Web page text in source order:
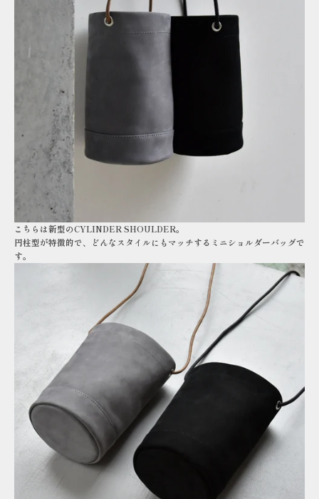
こちらは新型のCYLINDER SHOULDER。
円柱型が特徴的で、どんなスタイルにもマッチするミニショルダーバッグで
す。